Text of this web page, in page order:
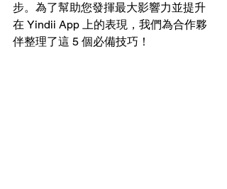
步。為了幫助您發揮最大影響力並提升
在 Yindii App 上的表現，我們為合作夥
伴整理了這 5 個必備技巧！